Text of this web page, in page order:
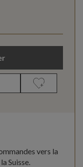
vers la
Suisse.